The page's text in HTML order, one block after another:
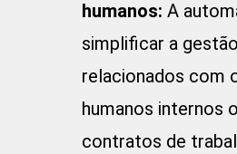
humanos: A
simplificar a
relacionados com
humanos internos
contratos de